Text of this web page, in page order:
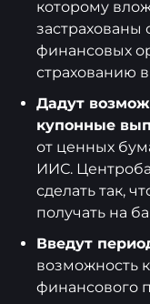
которому
застрахованы
финансовых
страхованию
Дадут
купонные
от ценных
ИИС.
сделать так,
получать на
Введут
возможность
финансового